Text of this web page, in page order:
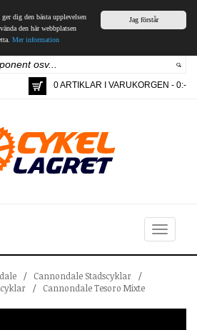
Jag förstår
dig den bästa upplevelsen
den här webbplatsen
Mer information
0 ARTIKLAR I VARUKORGEN - 0:-
Toggle
navigation
/ Cannondale Stadscyklar
/
/ Cannondale Tesoro Mixte